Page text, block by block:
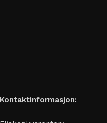
Kontaktinformasjon: